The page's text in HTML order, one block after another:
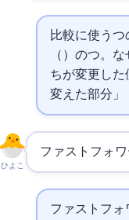
比較に使う3つ
（Theirs/
ちが変更した
変えた部分」
ひよこ
ファストフォ
ファストフォワー